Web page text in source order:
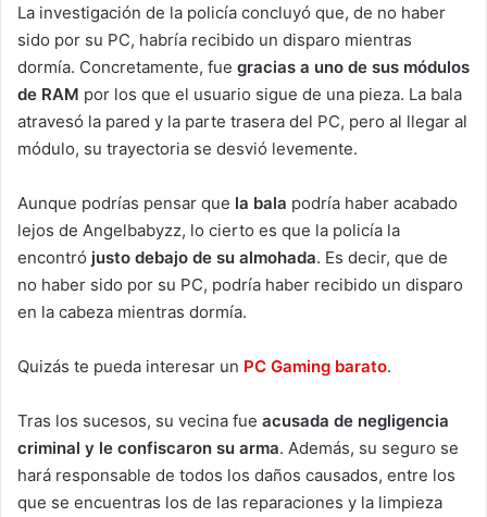
La investigación de la policía concluyó que, de no haber
sido por su PC, habría recibido un disparo mientras
dormía. Concretamente, fue gracias a uno de sus módulos
de RAM por los que el usuario sigue de una pieza. La bala
atravesó la pared y la parte trasera del PC, pero al llegar al
módulo, su trayectoria se desvió levemente.
Aunque podrías pensar que la bala podría haber acabado
lejos de Angelbabyzz, lo cierto es que la policía la
encontró justo debajo de su almohada. Es decir, que de
no haber sido por su PC, podría haber recibido un disparo
en la cabeza mientras dormía.
Quizás te pueda interesar un PC Gaming barato.
Tras los sucesos, su vecina fue acusada de negligencia
criminal y le confiscaron su arma. Además, su seguro se
hará responsable de todos los daños causados, entre los
que se encuentras los de las reparaciones y la limpieza